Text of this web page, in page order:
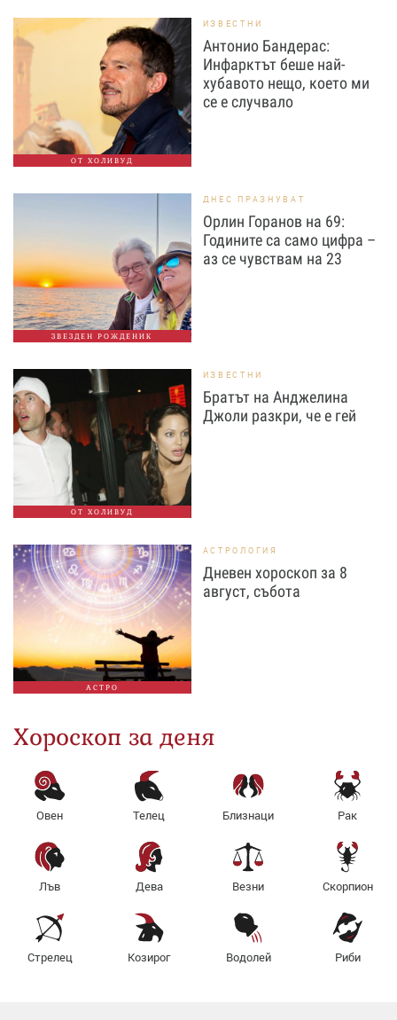
ОТ ХОЛИВУД
ИЗВЕСТНИ
Антонио Бандерас:
Инфарктът беше най-
хубавото нещо, което ми
се е случвало
ЗВЕЗДЕН РОЖДЕНИК
ДНЕС ПРАЗНУВАТ
Орлин Горанов на 69:
Годините са само цифра –
аз се чувствам на 23
ОТ ХОЛИВУД
ИЗВЕСТНИ
Братът на Анджелина
Джоли разкри, че е гей
АСТРО
АСТРОЛОГИЯ
Дневен хороскоп за 8
август, събота
Хороскоп за деня
Овен Телец Близнаци Рак
Лъв Дева Везни Скорпион
Стрелец Козирог Водолей Риби